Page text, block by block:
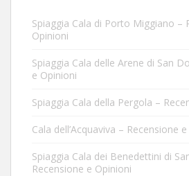
Spiaggia Cala di Porto Miggiano –
Opinioni
Spiaggia Cala delle Arene di San
e Opinioni
Spiaggia Cala della Pergola –
Cala dell’Acquaviva – Recensione
Spiaggia Cala dei Benedettini di
Recensione e Opinioni